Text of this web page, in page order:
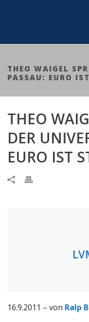
THEO WAIGEL
PASSAU: EURO
THEO
DER
EURO IST
16.9.2011 – von Ralp